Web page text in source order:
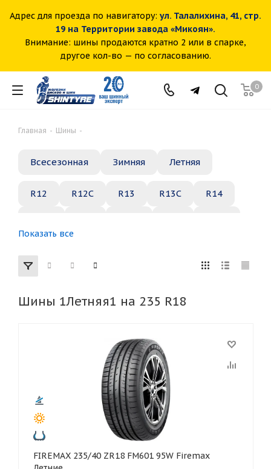
Адрес для проезда по навигатору: ул. Талалихина, 41, стр.
19 на Территории завода «Микоян».
Внимание: шины продаются кратно 2 или в спарке,
другое кол-во — по согласованию.
0
Главная - Шины -
Всесезонная Зимняя Летняя
R12 R12C R13 R13C R14
R22
155 165 185 195
285 295
30 40 45
55 65 70
Показать все
Шины 1Летняя1 на 235 R18
FIREMAX 235/40 ZR18 FM601 95W Firemax